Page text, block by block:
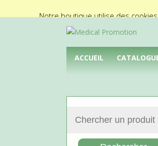
ACCUEIL
Notre boutique utilise des